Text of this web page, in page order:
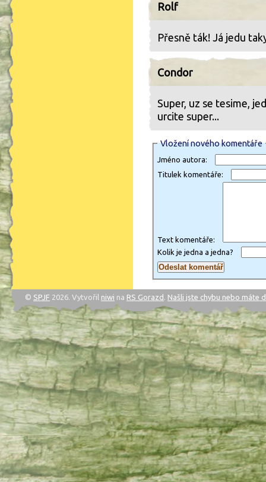
Rolf
Přesně ták! Já jedu
Condor
Super, uz se tesime,
urcite super...
Vložení nového komentáře
Jméno autora:
Titulek komentáře:
Text komentáře:
Kolik je jedna a jedna?
© SPJF 2026. Vytvořil niwi na RS Gorazd . Našli jste chybu nebo máte